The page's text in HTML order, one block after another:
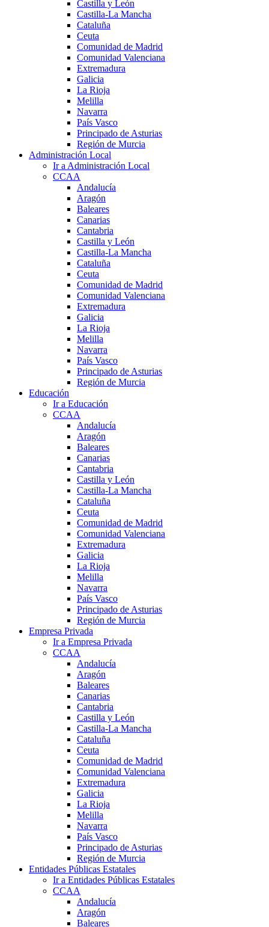
Castilla y León
Castilla-La Mancha
Cataluña
Ceuta
Comunidad de Madrid
Comunidad Valenciana
Extremadura
Galicia
La Rioja
Melilla
Navarra
País Vasco
Principado de Asturias
Región de Murcia
Administración Local
Ir a Administración Local
CCAA
Andalucía
Aragón
Baleares
Canarias
Cantabria
Castilla y León
Castilla-La Mancha
Cataluña
Ceuta
Comunidad de Madrid
Comunidad Valenciana
Extremadura
Galicia
La Rioja
Melilla
Navarra
País Vasco
Principado de Asturias
Región de Murcia
Educación
Ir a Educación
CCAA
Andalucía
Aragón
Baleares
Canarias
Cantabria
Castilla y León
Castilla-La Mancha
Cataluña
Ceuta
Comunidad de Madrid
Comunidad Valenciana
Extremadura
Galicia
La Rioja
Melilla
Navarra
País Vasco
Principado de Asturias
Región de Murcia
Empresa Privada
Ir a Empresa Privada
CCAA
Andalucía
Aragón
Baleares
Canarias
Cantabria
Castilla y León
Castilla-La Mancha
Cataluña
Ceuta
Comunidad de Madrid
Comunidad Valenciana
Extremadura
Galicia
La Rioja
Melilla
Navarra
País Vasco
Principado de Asturias
Región de Murcia
Entidades Públicas Estatales
Ir a Entidades Públicas Estatales
CCAA
Andalucía
Aragón
Baleares